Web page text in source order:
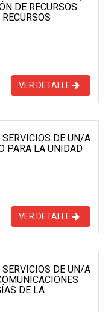
DE RECURSOS
VER DETALLE
DE UN/A
PARA LA UNIDAD
VER DETALLE
DE UN/A
DE LA